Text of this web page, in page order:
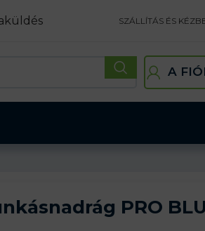
SZÁLLÍTÁS ÉS
A
PRO